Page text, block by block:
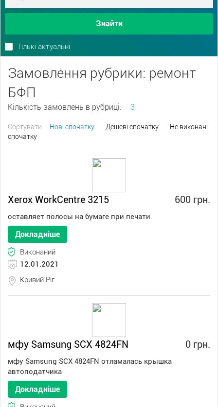
Знайти
Тількі актуальні
Замовлення рубрики: ремонт
БФП
Кількість замовлень в рубриці: 3
Сортувати: Нові спочатку Дешеві спочатку
Не виконані
спочатку
600 грн.
Xerox WorkCentre 3215
оставляет полосы на бумаге при печати
Докладніше
Виконаний
12.01.2021
Кривий Ріг
0 грн.
мфу Samsung SCX 4824FN
мфу Samsung SCX 4824FN отламалась крышка
автоподатчика
Докладніше